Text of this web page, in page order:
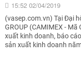
15:52 02/04/2019
(vasep.com.vn) Tại Đại
GROUP (CAMIMEX -
xuất kinh doanh, báo
sản xuất kinh doanh